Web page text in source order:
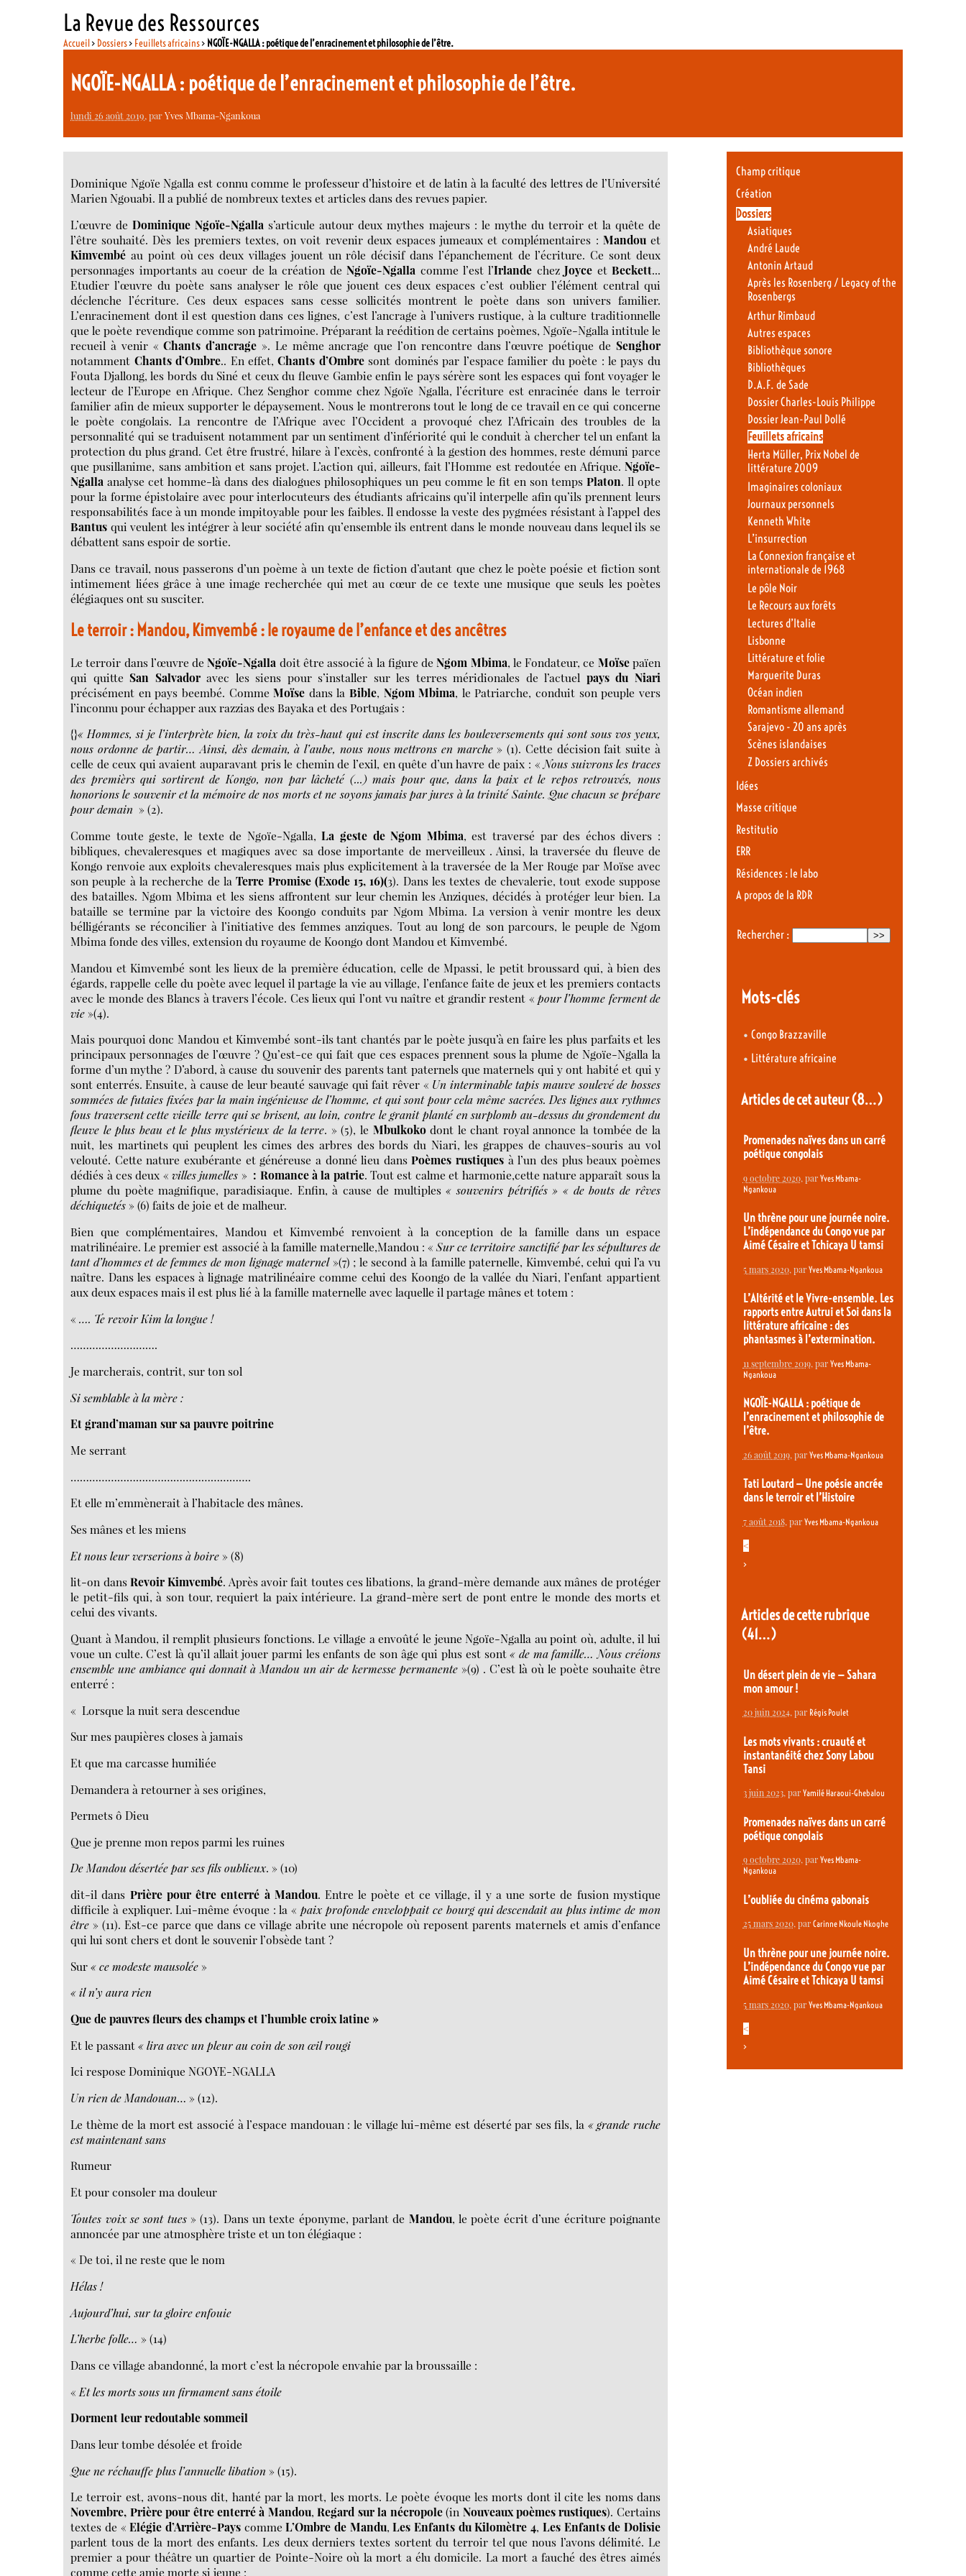
La Revue des Ressources
Accueil> Dossiers> Feuillets africains> NGOÏE-NGALLA : poétique de l’enracinement et philosophie de l’être.
NGOÏE-NGALLA : poétique de l’enracinement et philosophie de l’être.
lundi 26 août 2019, parYves Mbama-Ngankoua
Dominique Ngoïe Ngalla est connu comme le professeur d’histoire et de latin à la faculté des lettres de l’Université
Marien Ngouabi. Il a publié de nombreux textes et articles dans des revues papier.
L’œuvre deDominique Ngoïe-Ngalla s’articule autour deux mythes majeurs : le mythe du terroir et la quête de
l’être souhaité. Dès les premiers textes, on voit revenir deux espaces jumeaux et complémentaires : Mandouet
Kimvembé au point où ces deux villages jouent un rôle décisif dans l’épanchement de l’écriture. Ce sont deux
personnages importants au coeur de la création deNgoïe-Ngalla comme l’est l’Irlande chezJoyce et Beckett...
Etudier l’œuvre du poète sans analyser le rôle que jouent ces deux espaces c’est oublier l’élément central qui
déclenche l’écriture. Ces deux espaces sans cesse sollicités montrent le poète dans son univers familier.
L’enracinement dont il est question dans ces lignes, c’est l’ancrage à l’univers rustique, à la culture traditionnelle
que le poète revendique comme son patrimoine. Préparant la reédition de certains poèmes, Ngoïe-Ngalla intitule le
recueil à venir «Chants d’ancrage ». Le même ancrage que l’on rencontre dans l’œuvre poétique de Senghor
notamment Chants d’Ombre.. En effet,Chants d’Ombresont dominés par l’espace familier du poète : le pays du
Fouta Djallong, les bords du Siné et ceux du fleuve Gambie enfin le pays sérère sont les espaces qui font voyager le
lecteur de l’Europe en Afrique. Chez Senghor comme chez Ngoïe Ngalla, l’écriture est enracinée dans le terroir
familier afin de mieux supporter le dépaysement. Nous le montrerons tout le long de ce travail en ce qui concerne
le poète congolais. La rencontre de l’Afrique avec l’Occident a provoqué chez l’Africain des troubles de la
personnalité qui se traduisent notamment par un sentiment d’infériorité qui le conduit à chercher tel un enfant la
protection du plus grand. Cet être frustré, hilare à l’excès, confronté à la gestion des hommes, reste démuni parce
que pusillanime, sans ambition et sans projet. L’action qui, ailleurs, fait l’Homme est redoutée en Afrique. Ngoïe-
Ngalla analyse cet homme-là dans des dialogues philosophiques un peu comme le fit en son tempsPlaton. Il opte
pour la forme épistolaire avec pour interlocuteurs des étudiants africains qu’il interpelle afin qu’ils prennent leurs
responsabilités face à un monde impitoyable pour les faibles. Il endosse la veste des pygmées résistant à l’appel des
Bantus qui veulent les intégrer à leur société afin qu’ensemble ils entrent dans le monde nouveau dans lequel ils se
débattent sans espoir de sortie.
Dans ce travail, nous passerons d’un poème à un texte de fiction d’autant que chez le poète poésie et fiction sont
intimement liées grâce à une image recherchée qui met au cœur de ce texte une musique que seuls les poètes
élégiaques ont su susciter.
Le terroir : Mandou, Kimvembé : le royaume de l’enfance et des ancêtres
Le terroir dans l’œuvre deNgoïe-Ngalla doit être associé à la figure deNgom Mbima, le Fondateur, ce Moïsepaïen
qui quitteSan Salvadoravec les siens pour s’installer sur les terres méridionales de l’actuel pays du Niari
précisément en pays beembé. CommeMoïse dans laBible, Ngom Mbima, le Patriarche, conduit son peuple vers
l’inconnu pour échapper aux razzias des Bayaka et des Portugais :
{}« Hommes, si je l’interprète bien, la voix du très-haut qui est inscrite dans les bouleversements qui sont sous vos yeux,
nous ordonne de partir… Ainsi, dès demain, à l’aube, nous nous mettrons en marche» (1). Cette décision fait suite à
celle de ceux qui avaient auparavant pris le chemin de l’exil, en quête d’un havre de paix : «Nous suivrons les traces
des premièrs qui sortirent de Kongo, non par lâcheté (...) mais pour que, dans la paix et le repos retrouvés, nous
honorions le souvenir et la mémoire de nos morts et ne soyons jamais par jures à la trinité Sainte. Que chacun se prépare
pour demain » (2).
Comme toute geste, le texte de Ngoïe-Ngalla,La geste de Ngom Mbima, est traversé par des échos divers :
bibliques, chevaleresques et magiques avec sa dose importante de merveilleux . Ainsi, la traversée du fleuve de
Kongo renvoie aux exploits chevaleresques mais plus explicitement à la traversée de la Mer Rouge par Moïse avec
son peuple à la recherche de laTerre Promise (Exode 15, 16)(3). Dans les textes de chevalerie, tout exode suppose
des batailles. Ngom Mbima et les siens affrontent sur leur chemin les Anziques, décidés à protéger leur bien. La
bataille se termine par la victoire des Koongo conduits par Ngom Mbima. La version à venir montre les deux
bélligérants se réconcilier à l’initiative des femmes anziques. Tout au long de son parcours, le peuple de Ngom
Mbima fonde des villes, extension du royaume de Koongo dont Mandou et Kimvembé.
Mandou et Kimvembé sont les lieux de la première éducation, celle de Mpassi, le petit broussard qui, à bien des
égards, rappelle celle du poète avec lequel il partage la vie au village, l’enfance faite de jeux et les premiers contacts
avec le monde des Blancs à travers l’école. Ces lieux qui l’ont vu naître et grandir restent « pour l’homme ferment de
vie »(4).
Mais pourquoi donc Mandou et Kimvembé sont-ils tant chantés par le poète jusqu’à en faire les plus parfaits et les
principaux personnages de l’œuvre ? Qu’est-ce qui fait que ces espaces prennent sous la plume de Ngoïe-Ngalla la
forme d’un mythe ? D’abord, à cause du souvenir des parents tant paternels que maternels qui y ont habité et qui y
sont enterrés. Ensuite, à cause de leur beauté sauvage qui fait rêver « Un interminable tapis mauve soulevé de bosses
sommées de futaies fixées par la main ingénieuse de l’homme, et qui sont pour cela même sacrées. Des lignes aux rythmes
fous traversent cette vieille terre qui se brisent, au loin, contre le granit planté ensurplomb au-dessus du grondement du
fleuve le plus beau et le plus mystérieux de la terre. » (5), le Mbulkokodont le chant royal annonce la tombée de la
nuit, les martinets qui peuplent les cimes des arbres des bords du Niari, les grappes de chauves-souris au vol
velouté. Cette nature exubérante et généreuse a donné lieu dansPoèmes rustiques à l’un des plus beaux poèmes
dédiés à ces deux « villes jumelles » : Romance à la patrie. Tout est calme et harmonie,cette nature apparaît sous la
plume du poète magnifique, paradisiaque. Enfin, à cause de multiples« souvenirs pétrifiés » « de bouts de rêves
déchiquetés » (6) faits de joie et de malheur.
Bien que complémentaires, Mandou et Kimvembé renvoient à la conception de la famille dans un espace
matrilinéaire. Le premier est associé à la famille maternelle,Mandou : «Sur ce territoire sanctifié par les sépultures de
tant d’hommes et de femmes de mon lignage maternel»(7) ; le second à la famille paternelle, Kimvembé, celui qui l’a vu
naître. Dans les espaces à lignage matrilinéaire comme celui des Koongo de la vallée du Niari, l’enfant appartient
aux deux espaces mais il est plus lié à la famille maternelle avec laquelle il partage mânes et totem :
«…. Te revoir Kim la longue !
……………………….
Je marcherais, contrit, sur ton sol
Si semblable à la mère :
Et grand’maman sur sa pauvre poitrine
Me serrant
………………………………………………….
Et elle m’emmènerait à l’habitacle des mânes.
Ses mânes et les miens
Et nous leur verserions à boire » (8)
lit-on dansRevoir Kimvembé. Après avoir fait toutes ces libations, la grand-mère demande aux mânes de protéger
le petit-fils qui, à son tour, requiert la paix intérieure. La grand-mère sert de pont entre le monde des morts et
celui des vivants.
Quant à Mandou, il remplit plusieurs fonctions. Le village a envoûté le jeune Ngoïe-Ngalla au point où, adulte, il lui
voue un culte. C’est là qu’il allait jouer parmi les enfants de son âge qui plus est sont« de ma famille… Nous créions
ensemble une ambiance qui donnait à Mandou un air de kermesse permanente »(9) . C’est là où le poète souhaite être
enterré :
« Lorsque la nuit sera descendue
Sur mes paupières closes à jamais
Et que ma carcasse humiliée
Demandera à retourner à ses origines,
Permets ô Dieu
Que je prenne mon repos parmi les ruines
De Mandou désertée par ses fils oublieux. » (10)
dit-il dans Prière pour être enterré à Mandou. Entre le poète et ce village, il y a une sorte de fusion mystique
difficile à expliquer. Lui-même évoque : la « paix profonde enveloppait ce bourg qui descendait au plus intime de mon
être » (11). Est-ce parce que dans ce village abrite une nécropole où reposent parents maternels et amis d’enfance
qui lui sont chers et dont le souvenir l’obsède tant ?
Sur« ce modeste mausolée »
« il n’y aura rien
Que de pauvres fleurs des champs et l’humble croix latine »
Et le passant« lira avec un pleur au coin de son œil rougi
Ici respose Dominique NGOYE-NGALLA
Un rien de Mandouan… » (12).
Le thème de la mort est associé à l’espace mandouan : le village lui-même est déserté par ses fils, la « grande ruche
est maintenant sans
Rumeur
Et pour consoler ma douleur
Toutes voix se sont tues» (13). Dans un texte éponyme, parlant de Mandou, le poète écrit d’une écriture poignante
annoncée par une atmosphère triste et un ton élégiaque :
« De toi, il ne reste que le nom
Hélas !
Aujourd’hui, sur ta gloire enfouie
L’herbe folle… » (14)
Dans ce village abandonné, la mort c’est la nécropole envahie par la broussaille :
« Et les morts sous un firmament sans étoile
Dorment leur redoutable sommeil
Dans leur tombe désolée et froide
Que ne réchauffe plus l’annuelle libation » (15).
Le terroir est, avons-nous dit, hanté par la mort, les morts. Le poète évoque les morts dont il cite les noms dans
Novembre, Prière pour être enterré à Mandou,Regard sur la nécropole(in Nouveaux poèmes rustiques). Certains
textes de «Elégie d’Arrière-PayscommeL’Ombre de Mandu,Les Enfants du Kilomètre 4, Les Enfants de Dolisie
parlent tous de la mort des enfants. Les deux derniers textes sortent du terroir tel que nous l’avons délimité. Le
premier a pour théâtre un quartier de Pointe-Noire où la mort a élu domicile. La mort a fauché des êtres aimés
comme cette amie morte si jeune :
Champ critique
Création
Dossiers
Asiatiques
André Laude
Antonin Artaud
Après les Rosenberg / Legacy of the
Rosenbergs
Arthur Rimbaud
Autres espaces
Bibliothèque sonore
Bibliothèques
D.A.F. de Sade
Dossier Charles-Louis Philippe
Dossier Jean-Paul Dollé
Feuillets africains
Herta Müller, Prix Nobel de
littérature 2009
Imaginaires coloniaux
Journaux personnels
Kenneth White
L’insurrection
La Connexion française et
internationale de 1968
Le pôle Noir
Le Recours aux forêts
Lectures d’Italie
Lisbonne
Littérature et folie
Marguerite Duras
Océan indien
Romantisme allemand
Sarajevo - 20 ans après
Scènes islandaises
Z Dossiers archivés
Idées
Masse critique
Restitutio
ERR
Résidences : le labo
A propos de la RDR
Rechercher :
Mots-clés
• Congo Brazzaville
• Littérature africaine
Articles de cet auteur(8…)
Promenades naïves dans un carré
poétique congolais
9 octobre 2020, par Yves Mbama-
Ngankoua
Un thrène pour une journée noire.
L’indépendance du Congo vue par
Aimé Césaire et Tchicaya U tamsi
5 mars 2020, par Yves Mbama-Ngankoua
L’Altérité et le Vivre-ensemble. Les
rapports entre Autrui et Soi dans la
littérature africaine : des
phantasmes à l’extermination.
11 septembre 2019, par Yves Mbama-
Ngankoua
NGOÏE-NGALLA : poétique de
l’enracinement et philosophie de
l’être.
26 août 2019, par Yves Mbama-Ngankoua
Tati Loutard — Une poésie ancrée
dans le terroir et l’Histoire
7 août 2018, par Yves Mbama-Ngankoua
<
>
Articles de cette rubrique
(41…)
Un désert plein de vie — Sahara
mon amour !
20 juin 2024, par Régis Poulet
Les mots vivants : cruauté et
instantanéité chez Sony Labou
Tansi
3 juin 2023, par Yamilé Haraoui-Ghebalou
Promenades naïves dans un carré
poétique congolais
9 octobre 2020, par Yves Mbama-
Ngankoua
L’oubliée du cinéma gabonais
25 mars 2020, par Carinne Nkoule Nkoghe
Un thrène pour une journée noire.
L’indépendance du Congo vue par
Aimé Césaire et Tchicaya U tamsi
5 mars 2020, par Yves Mbama-Ngankoua
<
>